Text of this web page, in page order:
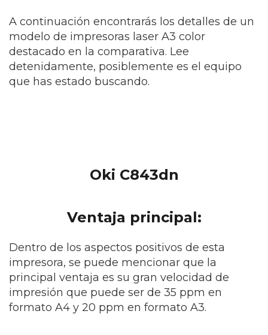
A continuación encontrarás los detalles de un
modelo de impresoras laser A3 color
destacado en la comparativa. Lee
detenidamente, posiblemente es el equipo
que has estado buscando.
Oki C843dn
Ventaja principal:
Dentro de los aspectos positivos de esta
impresora, se puede mencionar que la
principal ventaja es su gran velocidad de
impresión que puede ser de 35 ppm en
formato A4 y 20 ppm en formato A3.